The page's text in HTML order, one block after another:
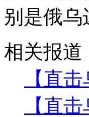
别是俄乌
相关报道
【直
【直